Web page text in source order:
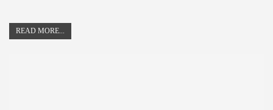
READ MORE...